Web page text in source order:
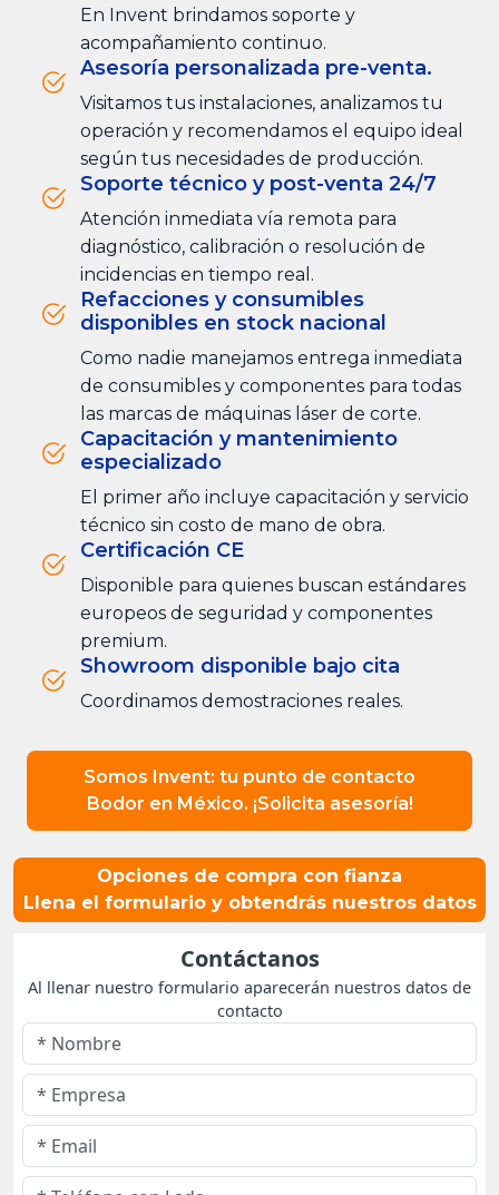
En Invent brindamos soporte y
acompañamiento continuo.
Asesoría personalizada pre-venta.
Visitamos tus instalaciones, analizamos tu
operación y recomendamos el equipo ideal
según tus necesidades de producción.
Soporte técnico y post-venta 24/7
Atención inmediata vía remota para
diagnóstico, calibración o resolución de
incidencias en tiempo real.
Refacciones y consumibles
disponibles en stock nacional
Como nadie manejamos entrega inmediata
de consumibles y componentes para todas
las marcas de máquinas láser de corte.
Capacitación y mantenimiento
especializado
El primer año incluye capacitación y servicio
técnico sin costo de mano de obra.
Certificación CE
Disponible para quienes buscan estándares
europeos de seguridad y componentes
premium.
Showroom disponible bajo cita
Coordinamos demostraciones reales.
Somos Invent: tu punto de contacto
Bodor en México. ¡Solicita asesoría!
Opciones de compra con fianza
Llena el formulario y obtendrás nuestros datos
Contáctanos
Al llenar nuestro formulario aparecerán nuestros datos de
contacto